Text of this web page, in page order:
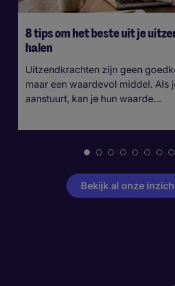
8 tips om het beste uit je
halen
Uitzendkrachten zijn geen
maar een waardevol middel. Als
aanstuurt, kan je hun waarde…
Bekijk al onze